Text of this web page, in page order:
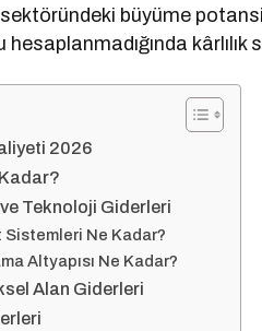
büyüme
2026
Teknoloji Giderleri
Sistemleri Ne Kadar?
Altyapısı Ne Kadar?
Alan Giderleri